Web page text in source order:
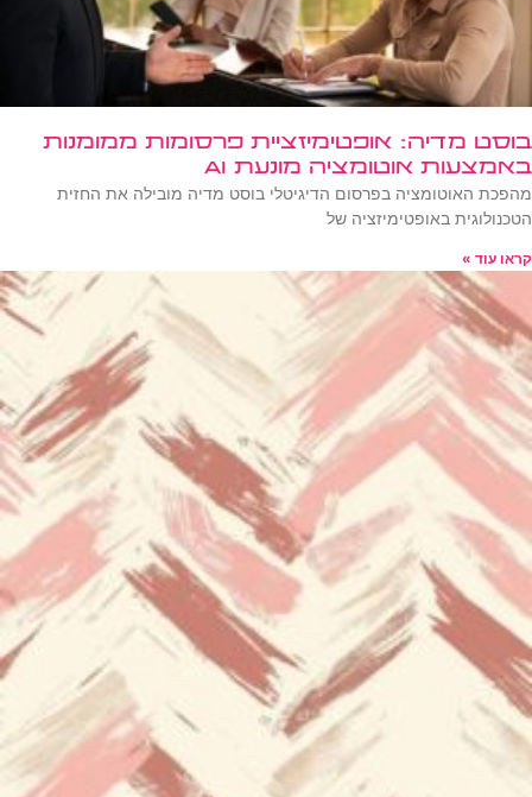
בוסט מדיה: אופטימיזציית פרסומות ממומנות
באמצעות אוטומציה מונעת AI
מהפכת האוטומציה בפרסום הדיגיטלי בוסט מדיה מובילה את החזית
הטכנולוגית באופטימיזציה של
קראו עוד »